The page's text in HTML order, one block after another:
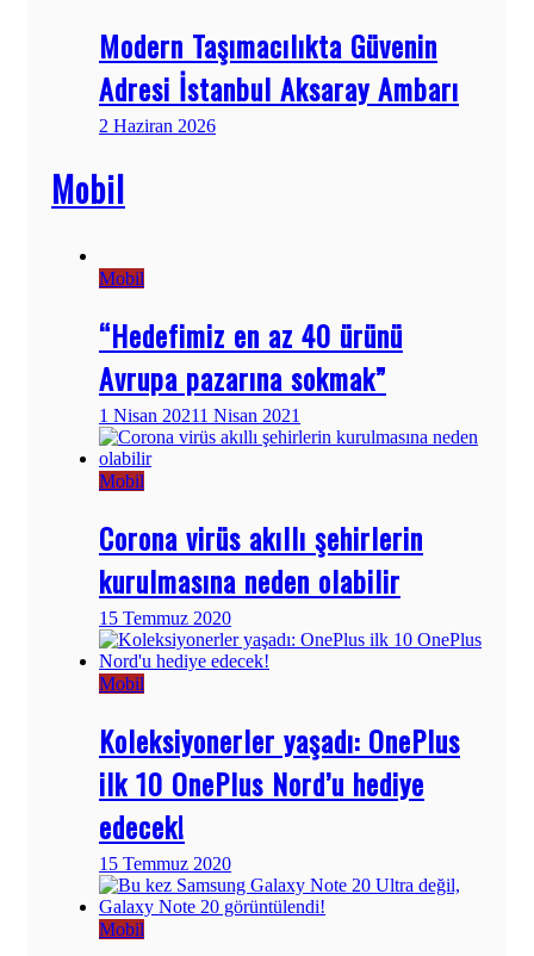
Modern Taşımacılıkta Güvenin
Adresi İstanbul Aksaray Ambarı
2 Haziran 2026
Mobil
Mobil
“Hedefimiz en az 40 ürünü
Avrupa pazarına sokmak”
1 Nisan 20211 Nisan 2021
Mobil
Corona virüs akıllı şehirlerin
kurulmasına neden olabilir
15 Temmuz 2020
Mobil
Koleksiyonerler yaşadı: OnePlus
ilk 10 OnePlus Nord’u hediye
edecek!
15 Temmuz 2020
Mobil